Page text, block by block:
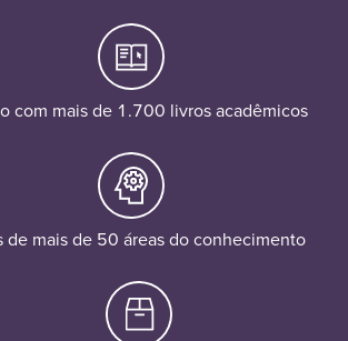
com mais de 1.700 livros acadêmicos
de mais de 50 áreas do conhecimento